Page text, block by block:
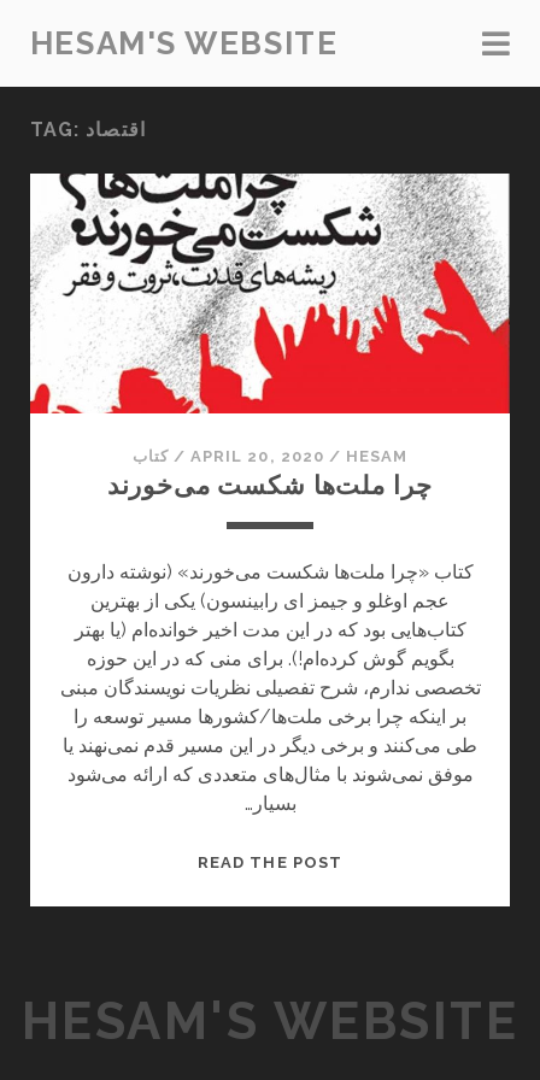
HESAM'S WEBSITE
TAG: اقتصاد
APRIL 20, 2020 / HESAM
/ کتاب
چرا ملت‌ها شکست می‌خورند
کتاب «چرا ملت‌ها شکست می‌خورند» (نوشته دارون
عجم اوغلو و جیمز ای رابینسون) یکی از بهترین
کتاب‌هایی بود که در این مدت اخیر خوانده‌ام (یا بهتر
بگویم گوش کرده‌ام!). برای منی که در این حوزه
تخصصی ندارم، شرح تفصیلی نظریات نویسندگان مبنی
بر اینکه چرا برخی ملت‌ها/کشورها مسیر توسعه را
طی می‌کنند و برخی دیگر در این مسیر قدم نمی‌نهند یا
موفق نمی‌شوند با مثال‌های متعددی که ارائه می‌شود
بسیار…
READ THE POST
ت‌
ه
HESAM'S WEBSITE